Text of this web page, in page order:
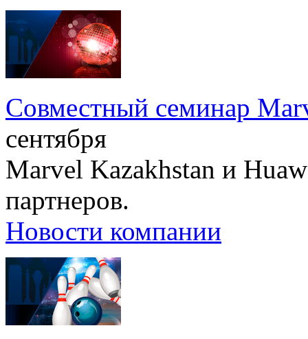
Совместный семинар
сентября
Marvel Kazakhstan и
партнеров.
Новости компании